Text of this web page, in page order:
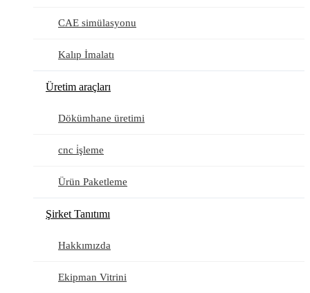
CAE simülasyonu
Kalıp İmalatı
Üretim araçları
Dökümhane üretimi
cnc i̇şleme
Ürün Paketleme
Şirket Tanıtımı
Hakkımızda
Ekipman Vitrini